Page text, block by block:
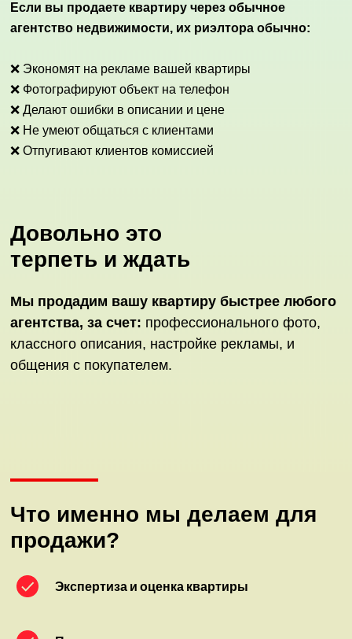
Если вы продаете квартиру через обычное
агентство недвижимости, их риэлтора обычно:
❌ Экономят на рекламе вашей квартиры
❌ Фотографируют объект на телефон
❌ Делают ошибки в описании и цене
❌ Не умеют общаться с клиентами
❌ Отпугивают клиентов комиссией
Мы продадим вашу квартиру быстрее любого
агентства, за счет: профессионального фото,
классного описания, настройке рекламы, и
общения с покупателем.
Довольно это
терпеть и ждать
Что именно мы делаем для
продажи?
Экспертиза и оценка квартиры